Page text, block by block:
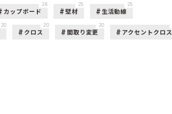
カップボード
26
壁材
25
生活動線
25
20
クロス
20
間取り変更
20
アクセントクロス